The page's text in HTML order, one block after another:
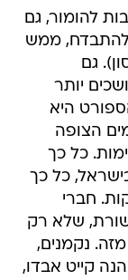
להומור, גם
להתבדח, ממש
גם
יותר
היא
הצופה
כל כך
כל כך
חברי
שלא רק
נקמנים,
קייט אבדו,